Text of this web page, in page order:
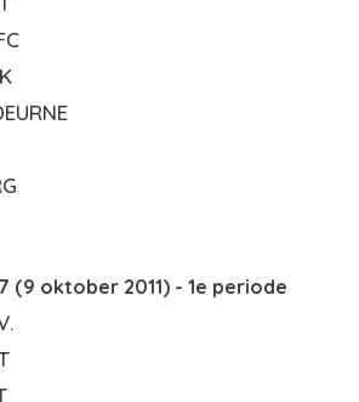
(9 oktober 2011) - 1e periode